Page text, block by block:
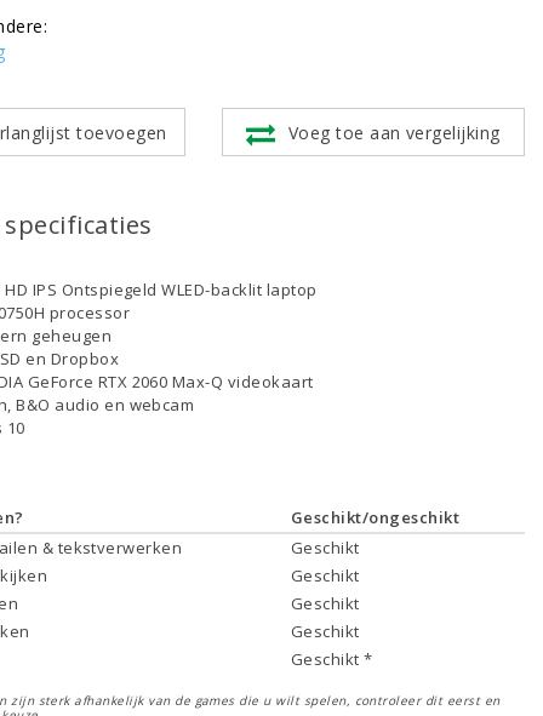
toevoegen Voeg toe aan vergelijking
HD IPS Ontspiegeld WLED-backlit laptop
processor
geheugen
en Dropbox
GeForce RTX 2060 Max-Q videokaart
B&O audio en webcam
10
Geschikt/ongeschikt
& tekstverwerken
Geschikt
Geschikt
Geschikt
Geschikt
Geschikt *
zijn sterk afhankelijk van de games die u wilt spelen, controleer dit eerst en